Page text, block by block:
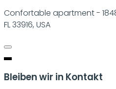
Confortable apartment -
FL 33916, USA
Bleiben wir in Kontakt